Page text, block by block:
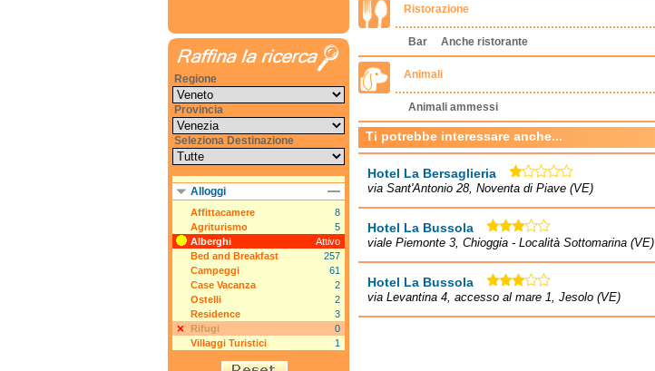
Ristorazione
Bar Anche ristorante
Animali
Animali ammessi
Ti potrebbe interessare anche...
Hotel La Bersaglieria
via Sant'Antonio 28, Noventa di Piave (VE)
Hotel La Bussola
viale Piemonte 3, Chioggia - Località Sottomarina (VE)
Hotel La Bussola
via Levantina 4, accesso al mare 1, Jesolo (VE)
Regione
Provincia
Seleziona Destinazione
Alloggi
Affittacamere
8
Agriturismo
5
Alberghi
Attivo
Bed and Breakfast
257
Campeggi
61
Case Vacanza
2
Ostelli
2
Residence
3
Rifugi
0
Villaggi Turistici
1